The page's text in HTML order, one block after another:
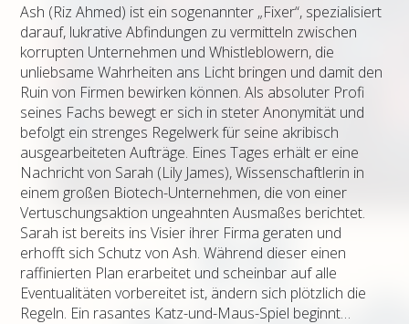
Ash (Riz Ahmed) ist ein sogenannter „Fixer“, spezialisiert
darauf, lukrative Abfindungen zu vermitteln zwischen
korrupten Unternehmen und Whistleblowern, die
unliebsame Wahrheiten ans Licht bringen und damit den
Ruin von Firmen bewirken können. Als absoluter Profi
seines Fachs bewegt er sich in steter Anonymität und
befolgt ein strenges Regelwerk für seine akribisch
ausgearbeiteten Aufträge. Eines Tages erhält er eine
Nachricht von Sarah (Lily James), Wissenschaftlerin in
einem großen Biotech-Unternehmen, die von einer
Vertuschungsaktion ungeahnten Ausmaßes berichtet.
Sarah ist bereits ins Visier ihrer Firma geraten und
erhofft sich Schutz von Ash. Während dieser einen
raffinierten Plan erarbeitet und scheinbar auf alle
Eventualitäten vorbereitet ist, ändern sich plötzlich die
Regeln. Ein rasantes Katz-und-Maus-Spiel beginnt…